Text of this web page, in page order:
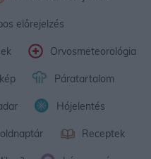
előrejelzés
Orvosmeteorológia
Páratartalom
Hójelentés
Receptek